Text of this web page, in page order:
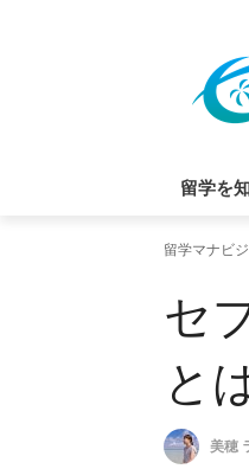
留学を
留学マナビ
セ
と
美穂